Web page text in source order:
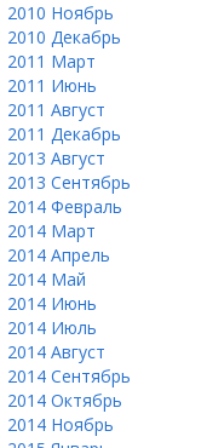
2010 Ноябрь
2010 Декабрь
2011 Март
2011 Июнь
2011 Август
2011 Декабрь
2013 Август
2013 Сентябрь
2014 Февраль
2014 Март
2014 Апрель
2014 Май
2014 Июнь
2014 Июль
2014 Август
2014 Сентябрь
2014 Октябрь
2014 Ноябрь